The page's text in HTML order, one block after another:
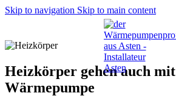
Skip to navigation Skip to main content
Heizkörper gehen auch mit
Wärmepumpe